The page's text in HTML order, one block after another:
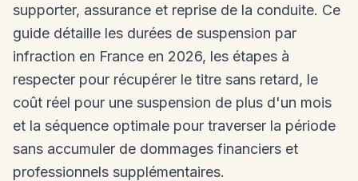
supporter, assurance et reprise de la conduite. Ce
guide détaille les durées de suspension par
infraction en France en 2026, les étapes à
respecter pour récupérer le titre sans retard, le
coût réel pour une suspension de plus d'un mois
et la séquence optimale pour traverser la période
sans accumuler de dommages financiers et
professionnels supplémentaires.